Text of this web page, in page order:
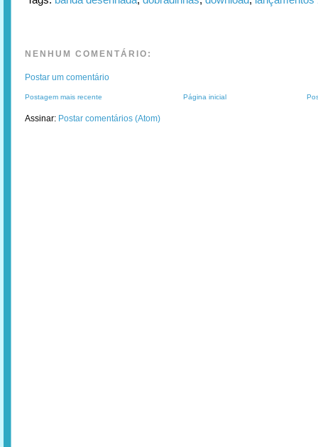
NENHUM COMENTÁRIO:
Postar um comentário
Postagem mais recente Página inicial
Assinar: Postar comentários (Atom)